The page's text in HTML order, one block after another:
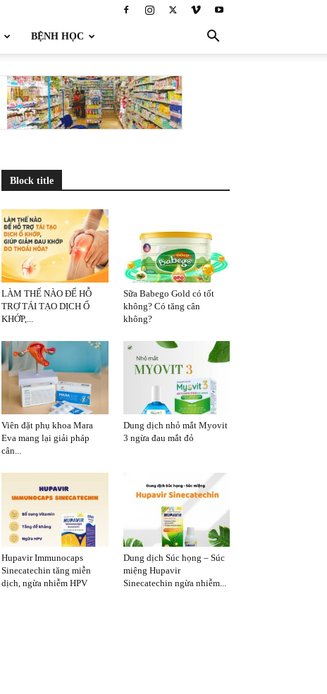
BỆNH HỌC
Block title
LÀM THẾ NÀO ĐỂ HỖ
TRỢ TÁI TẠO DỊCH Ổ
KHỚP,...
Sữa Babego Gold có tốt
không? Có tăng cân
không?
Viên đặt phụ khoa Mara
Eva mang lại giải pháp
cân...
Dung dịch nhỏ mắt Myovit
3 ngừa đau mắt đỏ
Hupavir Immunocaps
Sinecatechin tăng miễn
dịch, ngừa nhiễm HPV
Dung dịch Súc họng – Súc
miệng Hupavir
Sinecatechin ngừa nhiễm...